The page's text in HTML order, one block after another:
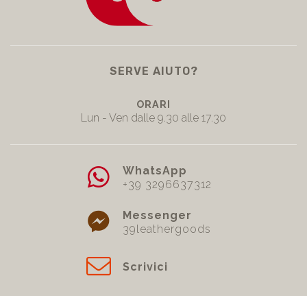
SERVE AIUTO?
ORARI
Lun - Ven dalle 9.30 alle 17.30
WhatsApp
+39 3296637312
Messenger
39leathergoods
Scrivici